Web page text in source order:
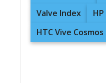
Valve Index
HTC Vive Cosmos